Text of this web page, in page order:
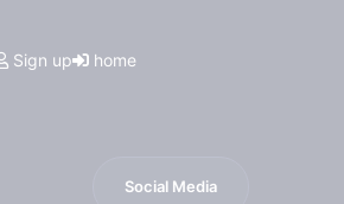
Sign up home
Social Media